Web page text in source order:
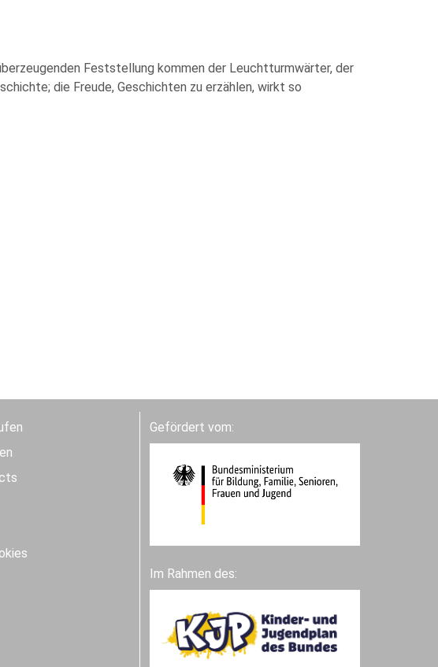
Feststellung kommen der Leuchtturmwärter, der
die Freude, Geschichten zu erzählen, wirkt so
Gefördert vom:
Im Rahmen des: